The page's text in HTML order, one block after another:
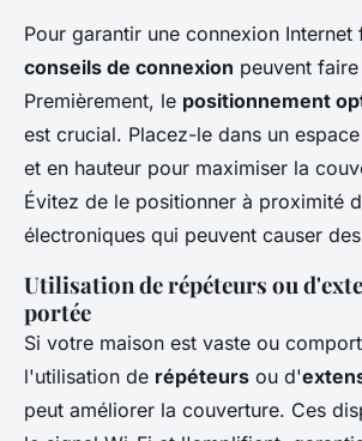
Pour garantir une connexion Internet
conseils de connexion peuvent
Premièrement, le positionnement
est crucial. Placez-le dans un
et en hauteur pour maximiser la
Évitez de le positionner à proximité
électroniques qui peuvent causer
Utilisation de répéteurs ou
portée
Si votre maison est vaste ou
l'utilisation de répéteurs ou d'
peut améliorer la couverture. Ces